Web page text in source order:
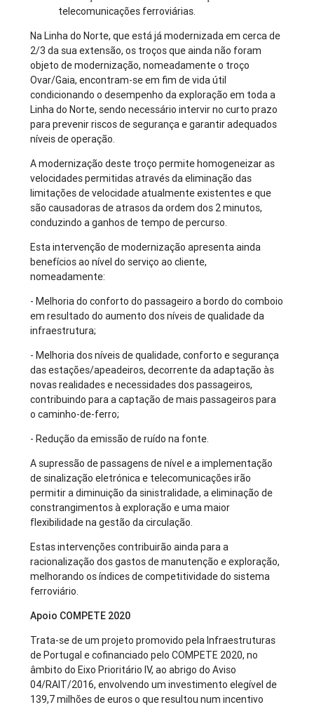
telecomunicações ferroviárias.
Na Linha do Norte, que está já modernizada em cerca de
2/3 da sua extensão, os troços que ainda não foram
objeto de modernização, nomeadamente o troço
Ovar/Gaia, encontram-se em fim de vida útil
condicionando o desempenho da exploração em toda a
Linha do Norte, sendo necessário intervir no curto prazo
para prevenir riscos de segurança e garantir adequados
níveis de operação.
A modernização deste troço permite homogeneizar as
velocidades permitidas através da eliminação das
limitações de velocidade atualmente existentes e que
são causadoras de atrasos da ordem dos 2 minutos,
conduzindo a ganhos de tempo de percurso.
Esta intervenção de modernização apresenta ainda
benefícios ao nível do serviço ao cliente,
nomeadamente:
- Melhoria do conforto do passageiro a bordo do comboio
em resultado do aumento dos níveis de qualidade da
infraestrutura;
- Melhoria dos níveis de qualidade, conforto e segurança
das estações/apeadeiros, decorrente da adaptação às
novas realidades e necessidades dos passageiros,
contribuindo para a captação de mais passageiros para
o caminho-de-ferro;
- Redução da emissão de ruído na fonte.
A supressão de passagens de nível e a implementação
de sinalização eletrónica e telecomunicações irão
permitir a diminuição da sinistralidade, a eliminação de
constrangimentos à exploração e uma maior
flexibilidade na gestão da circulação.
Estas intervenções contribuirão ainda para a
racionalização dos gastos de manutenção e exploração,
melhorando os índices de competitividade do sistema
ferroviário.
Apoio COMPETE 2020
Trata-se de um projeto promovido pela Infraestruturas
de Portugal e cofinanciado pelo COMPETE 2020, no
âmbito do Eixo Prioritário IV, ao abrigo do Aviso
04/RAIT/2016, envolvendo um investimento elegível de
139,7 milhões de euros o que resultou num incentivo